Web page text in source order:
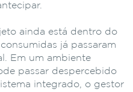
ainda está dentro do
já passaram
Em um ambiente
passar despercebido
integrado, o gestor